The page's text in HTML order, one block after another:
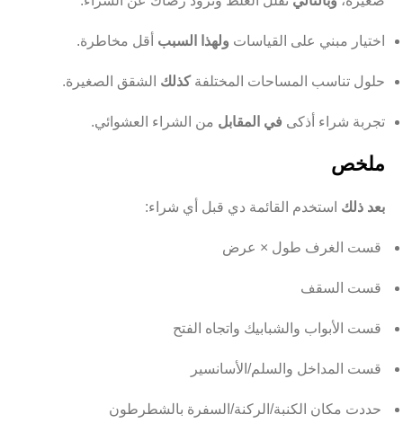
اختيار مبني على القياسات ولهذا السبب أقل مخاطرة.
حلول تناسب المساحات المختلفةكذلك الشقق الصغيرة.
تجربة شراء أذكى في المقابل من الشراء العشوائي.
ملخص
بعد ذلك استخدم القائمة دي قبل أي شراء:
قست الغرف طول × عرض
قست السقف
قست الأبواب والشبابيك واتجاه الفتح
قست المداخل والسلم/الأسانسير
حددت مكان الكنبة/الركنة/السفرة بالشطرطون